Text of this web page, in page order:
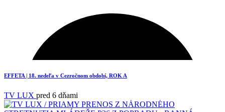
1
EFFETA | 18. nedeľa v Cezročnom období, ROK A
TV LUX pred 6 dňami